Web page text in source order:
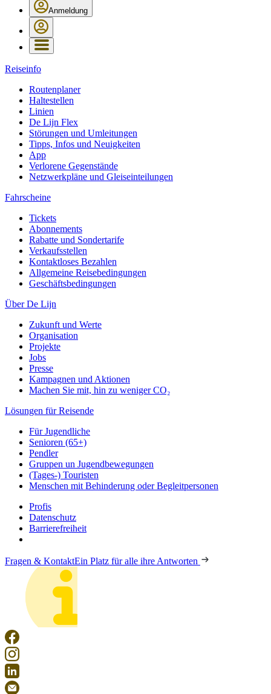
Anmeldung
Reiseinfo
Routenplaner
Haltestellen
Linien
De Lijn Flex
Störungen und Umleitungen
Tipps, Infos und Neuigkeiten
App
Verlorene Gegenstände
Netzwerkpläne und Gleiseinteilungen
Fahrscheine
Tickets
Abonnements
Rabatte und Sondertarife
Verkaufsstellen
Kontaktloses Bezahlen
Allgemeine Reisebedingungen
Geschäftsbedingungen
Über De Lijn
Zukunft und Werte
Organisation
Projekte
Jobs
Presse
Kampagnen und Aktionen
Machen Sie mit, hin zu weniger CO₂
Lösungen für Reisende
Für Jugendliche
Senioren (65+)
Pendler
Gruppen un Jugendbewegungen
(Tages-) Touristen
Menschen mit Behinderung oder Begleitpersonen
Profis
Datenschutz
Barrierefreiheit
Fragen & KontaktEin Platz für alle ihre Antworten